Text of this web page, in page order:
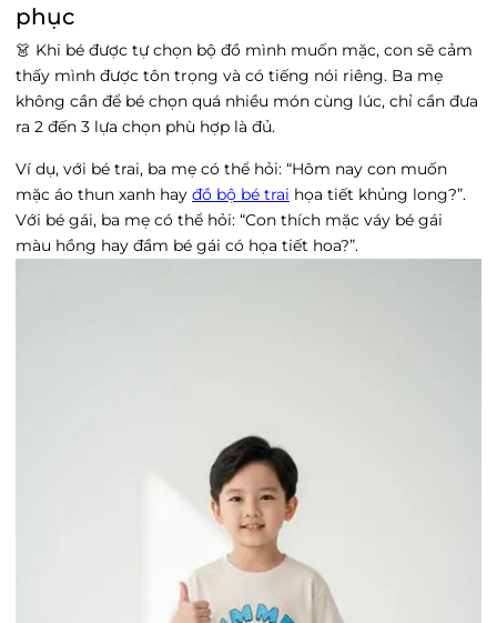
phục
👗 Khi bé được tự chọn bộ đồ mình muốn mặc, con sẽ cảm
thấy mình được tôn trọng và có tiếng nói riêng. Ba mẹ
không cần để bé chọn quá nhiều món cùng lúc, chỉ cần đưa
ra 2 đến 3 lựa chọn phù hợp là đủ.
Ví dụ, với bé trai, ba mẹ có thể hỏi: “Hôm nay con muốn
mặc áo thun xanh hay đồ bộ bé trai họa tiết khủng long?”.
Với bé gái, ba mẹ có thể hỏi: “Con thích mặc váy bé gái
màu hồng hay đầm bé gái có họa tiết hoa?”.